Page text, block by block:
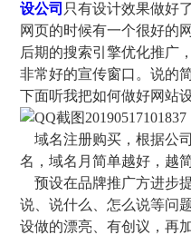
设公司 只有设计效果做好
网页的时候有一个很好的
后期的搜索引擎优化推广
非常好的宣传窗口。说的
下面听我把如何做好网站
域名注册购买，根据公
名，域名月简单越好，越
预设在品牌推广方进步
说、说什么、怎么说等问
设做的漂亮、有创议，再